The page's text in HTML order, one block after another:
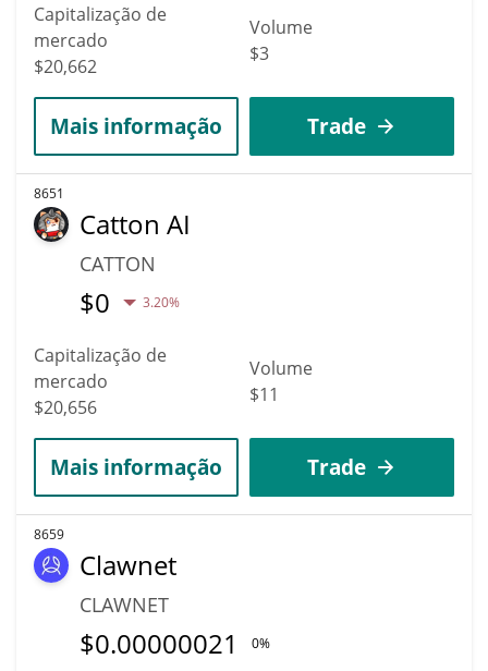
Capitalização de
mercado
$20,662
Volume
$3
Mais informação Trade
8651
Catton AI
CATTON
$0 3.20%
Capitalização de
mercado
$20,656
Volume
$11
Mais informação Trade
8659
Clawnet
CLAWNET
$0.00000021 0%